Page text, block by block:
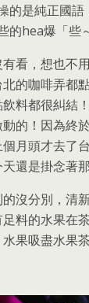
的是純正國語
的hea爆「些
看，想也不
的咖啡弄都
料都很糾結
的！因為終
月頭才去了
還是掛念著那
沒分別，清
料的水果在
果吸盡水果